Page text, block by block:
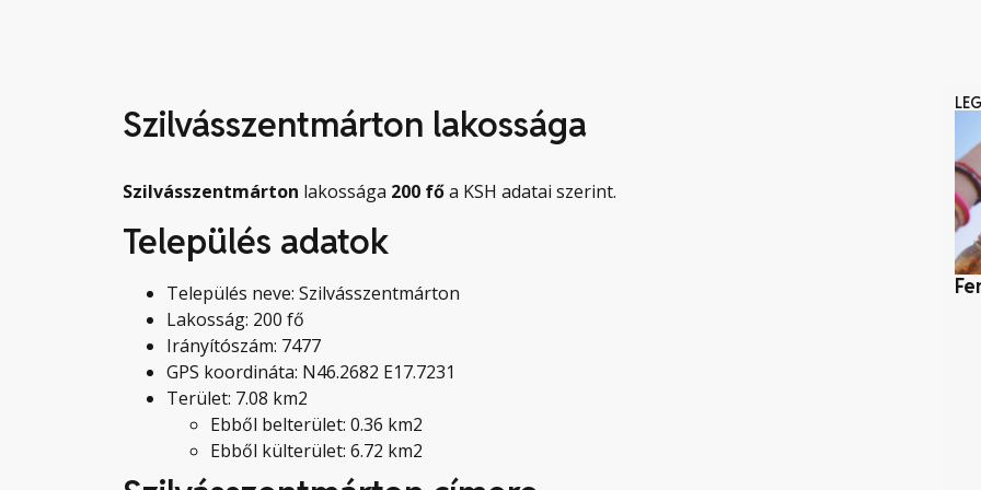
Szilvásszentmárton lakossága
Szilvásszentmárton lakossága 200 főa KSH adatai szerint.
Település adatok
Település neve: Szilvásszentmárton
Lakosság: 200 fő
Irányítószám: 7477
GPS koordináta: N46.2682 E17.7231
Terület: 7.08 km2
Ebből belterület: 0.36 km2
Ebből külterület: 6.72 km2